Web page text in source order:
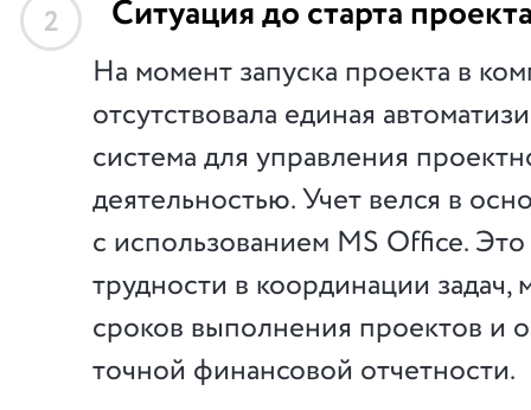
2 Ситуация до старта
На момент запуска проекта в
отсутствовала единая
система для управления
деятельностью. Учет велся в
с использованием MS Office. Это
трудности в координации задач,
сроков выполнения проектов и
точной финансовой отчетности.